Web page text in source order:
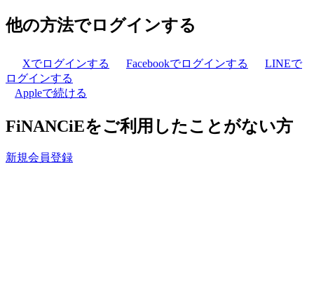
他の方法でログインする
Xでログインする Facebookでログインする
LINEで
ログインする
Appleで続ける
FiNANCiEをご利用したことがない方
新規会員登録